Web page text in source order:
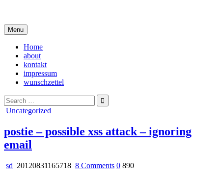
content
Menu
Home
about
kontakt
impressum
wunschzettel
Search
for:
Posted
Uncategorized
postie – possible xss attack – ignoring
email
sd 20120831165718 8 Commentson
0 890